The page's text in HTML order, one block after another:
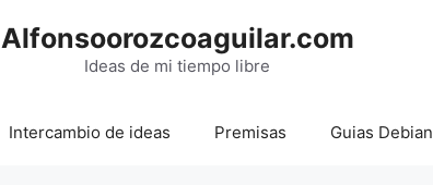
Alfonsoorozcoaguilar.com
Ideas de mi tiempo libre
Intercambio de ideas Premisas Guias Debian